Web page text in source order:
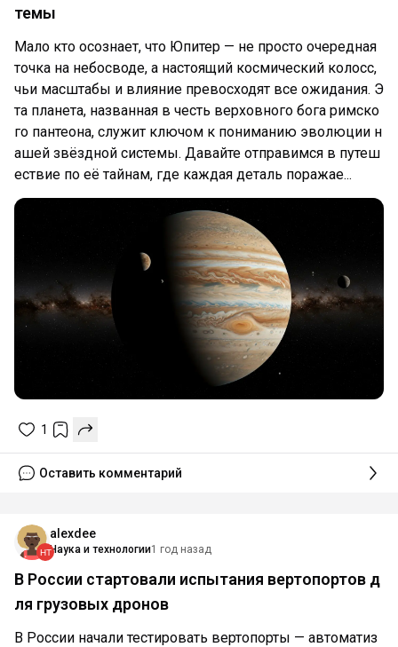
темы
Мало кто осознает, что Юпитер — не просто очередная
точка на небосводе, а настоящий космический колосс,
чьи масштабы и влияние превосходят все ожидания. Э
та планета, названная в честь верховного бога римско
го пантеона, служит ключом к пониманию эволюции н
ашей звёздной системы. Давайте отправимся в путеш
ествие по её тайнам, где каждая деталь поражае...
1
Оставить комментарий
alexdee
Наука и технологии1 год назад
В России стартовали испытания вертопортов д
ля грузовых дронов
В России начали тестировать вертопорты — автоматиз